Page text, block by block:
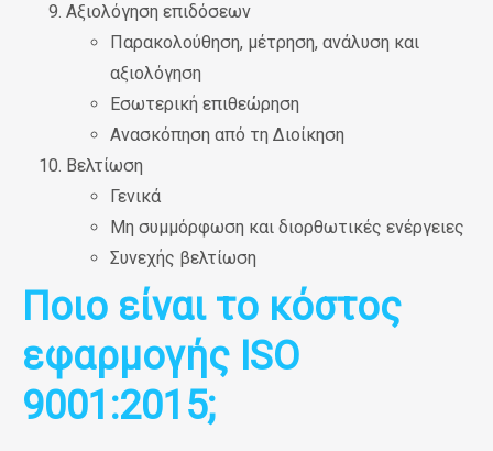
Αξιολόγηση επιδόσεων
Παρακολούθηση, μέτρηση, ανάλυση και
αξιολόγηση
Εσωτερική επιθεώρηση
Ανασκόπηση από τη Διοίκηση
Βελτίωση
Γενικά
Μη συμμόρφωση και διορθωτικές ενέργειες
Συνεχής βελτίωση
Ποιο είναι το κόστος
εφαρμογής ISO
9001:2015;